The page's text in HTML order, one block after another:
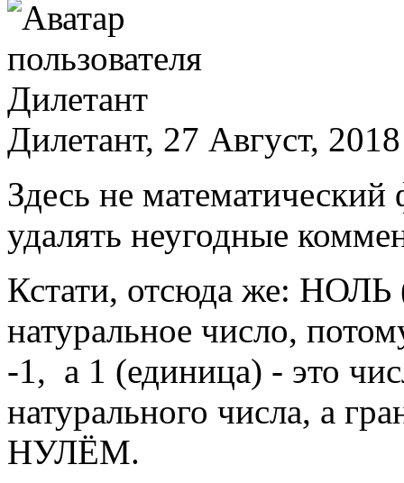
Дилетант, 27 Август,
Здесь не
удалять неугодные
Кстати, отсюда же: НОЛЬ
натуральное число,
-1, а 1 (единица) - это
натурального числа, а
НУЛЁМ.